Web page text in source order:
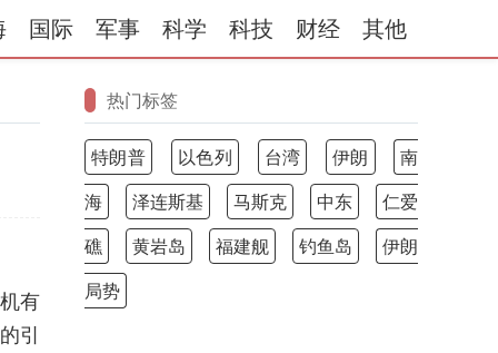
国际 军事 科学 科技 财经 其他
有
引
热门标签
特朗普 以色列 台湾 伊朗
南
海
泽连斯基 马斯克 中东
仁爱
礁
黄岩岛 福建舰 钓鱼岛
伊朗
局势